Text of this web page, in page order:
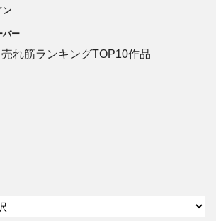
ン
バー
れ筋ランキングTOP10作品